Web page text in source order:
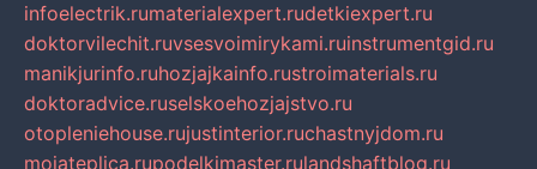
infoelectrik.rumaterialexpert.rudetkiexpert.ru
doktorvilechit.ruvsesvoimirykami.ruinstrumentgid.ru
manikjurinfo.ruhozjajkainfo.rustroimaterials.ru
doktoradvice.ruselskoehozjajstvo.ru
otopleniehouse.rujustinterior.ruchastnyjdom.ru
mojateplica.rupodelkimaster.rulandshaftblog.ru